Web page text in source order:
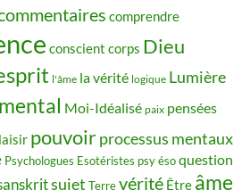
comprendre
conscient corps Dieu
l'âme la vérité logique Lumière
mental Moi-Idéalisé paix pensées
pouvoirprocessus mentaux
Psychologues Esotéristes psy ésoquestion
sujet Terrevérité Être âme